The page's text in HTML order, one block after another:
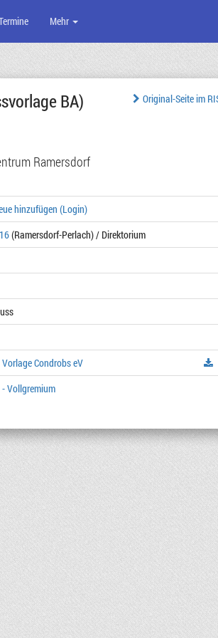
Mehr
Original-Seite im
BA)
Ramersdorf
hinzufügen (Login)
(Ramersdorf-Perlach) / Direktorium
Condrobs eV
Vollgremium